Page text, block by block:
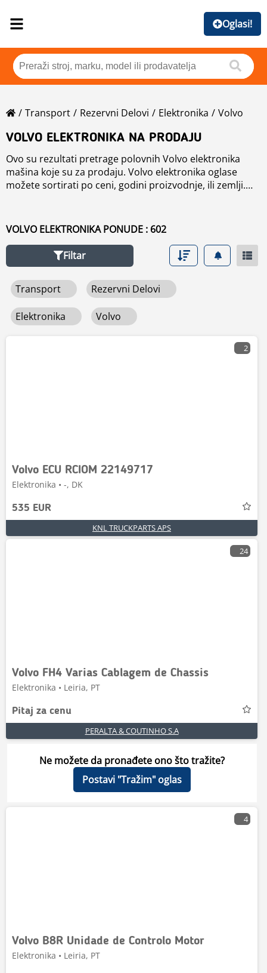
Oglasi!
Transport Rezervni Delovi Elektronika
Volvo
VOLVO ELEKTRONIKA NA PRODAJU
Ovo su rezultati pretrage polovnih Volvo elektronika
mašina koje su za prodaju. Volvo elektronika oglase
možete sortirati po ceni, godini proizvodnje, ili zemlji.
elektronika u Brend sekciji.
VOLVO ELEKTRONIKA PONUDE : 602
Filtar
Transport Rezervni Delovi
Elektronika Volvo
2
Volvo ECU RCIOM 22149717
Elektronika • -, DK
535 EUR
KNL TRUCKPARTS APS
24
Volvo FH4 Varias Cablagem de Chassis
Elektronika • Leiria, PT
Pitaj za cenu
PERALTA & COUTINHO S.A
Ne možete da pronađete ono što tražite?
Postavi "Tražim" oglas
4
Volvo B8R Unidade de Controlo Motor
Elektronika • Leiria, PT